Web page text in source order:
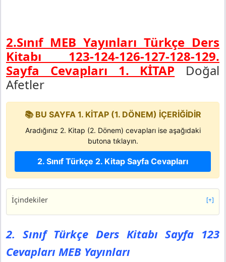
2.Sınıf MEB Yayınları Türkçe Ders
Kitabı 123-124-126-127-128-129.
Sayfa Cevapları 1. KİTAP Doğal
Afetler
📚 BU SAYFA 1. KİTAP (1. DÖNEM) İÇERİĞİDİR
Aradığınız 2. Kitap (2. Dönem) cevapları ise aşağıdaki
butona tıklayın.
2. Sınıf Türkçe 2. Kitap Sayfa Cevapları
İçindekiler [+]
2. Sınıf Türkçe Ders Kitabı Sayfa 123 Cevapları MEB
Yayınları
Metne Yolculuk Başlıyor
2. Sınıf Türkçe Ders Kitabı Sayfa 124 Cevapları MEB
2. Sınıf Türkçe Ders Kitabı Sayfa 123
Cevapları MEB Yayınları